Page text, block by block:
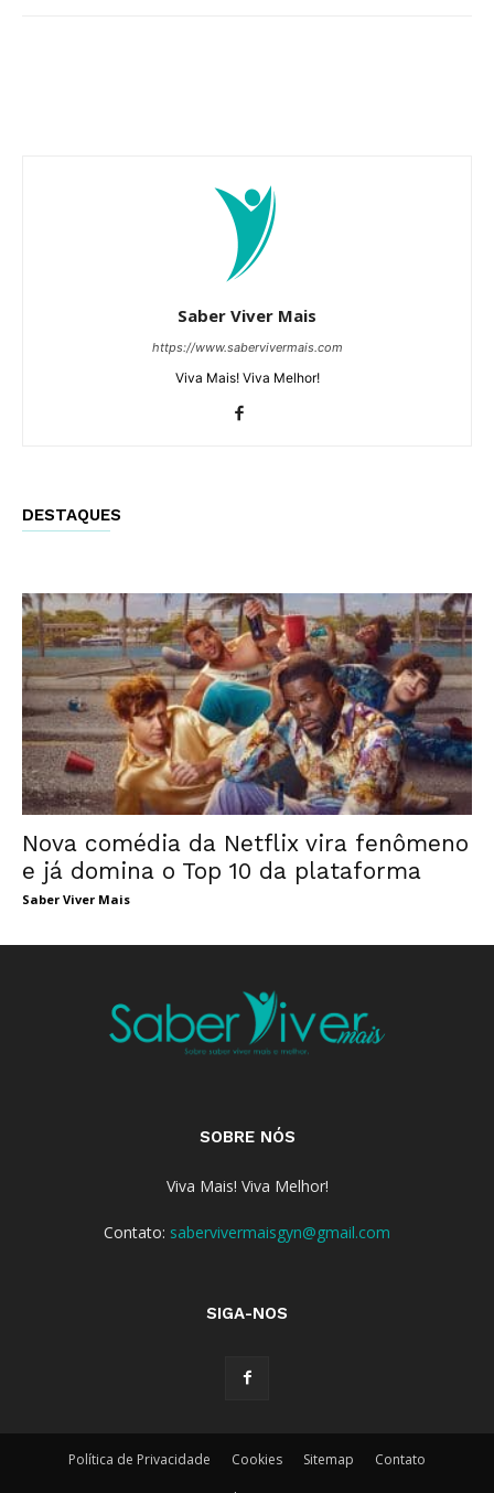
Saber Viver Mais
https://www.sabervivermais.com
Viva Mais! Viva Melhor!
DESTAQUES
Nova comédia da Netflix vira fenômeno
e já domina o Top 10 da plataforma
Saber Viver Mais
SOBRE NÓS
Viva Mais! Viva Melhor!
Contato: sabervivermaisgyn@gmail.com
SIGA-NOS
Política de Privacidade Cookies Sitemap Contato